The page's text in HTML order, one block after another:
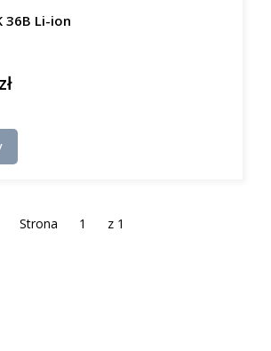
36B Li-ion
Strona z 1